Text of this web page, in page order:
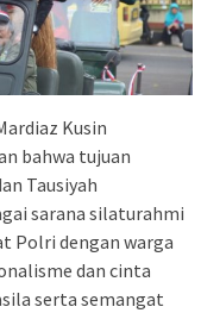
Kusin
bahwa tujuan
Tausiyah
sarana silaturahmi
Polri dengan warga
dan cinta
serta semangat